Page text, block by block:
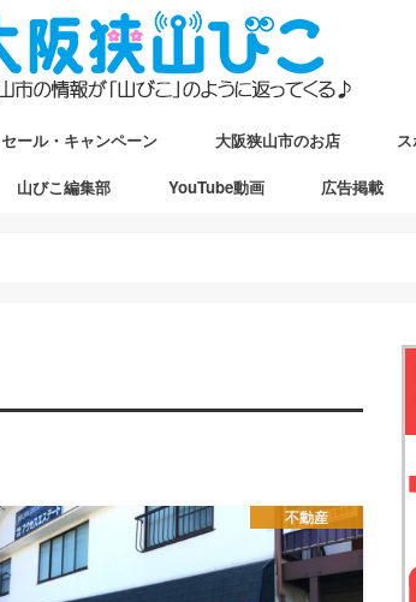
セール・キャンペーン 大阪狭山市のお店
山びこ編集部 YouTube動画 広告掲載
不動産